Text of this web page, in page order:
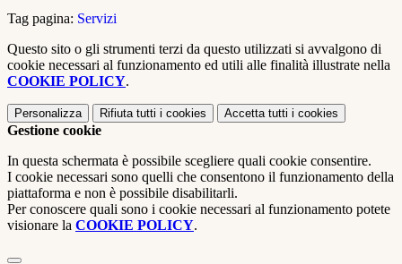
Tag pagina: Servizi
Questo sito o gli strumenti terzi da questo utilizzati si avvalgono di
cookie necessari al funzionamento ed utili alle finalità illustrate nella
COOKIE POLICY.
Personalizza Rifiuta tutti i cookies Accetta tutti i cookies
Gestione cookie
In questa schermata è possibile scegliere quali cookie consentire.
I cookie necessari sono quelli che consentono il funzionamento della
piattaforma e non è possibile disabilitarli.
Per conoscere quali sono i cookie necessari al funzionamento potete
visionare la COOKIE POLICY.